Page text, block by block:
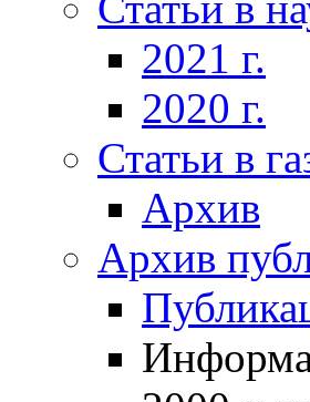
2021 г.
2020 г.
Статьи в
Архив
Архив